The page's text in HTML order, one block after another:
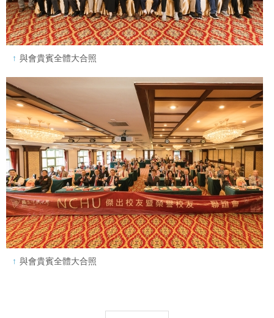
與會貴賓全體大合照
與會貴賓全體大合照